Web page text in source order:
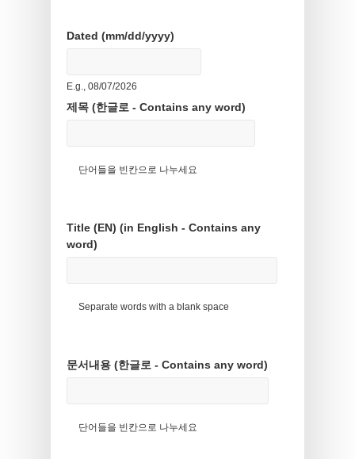
Dated (mm/dd/yyyy)
E.g., 08/07/2026
제목 (한글로 - Contains any word)
단어들을 빈칸으로 나누세요
Title (EN) (in English - Contains any
word)
Separate words with a blank space
문서내용 (한글로 - Contains any word)
단어들을 빈칸으로 나누세요